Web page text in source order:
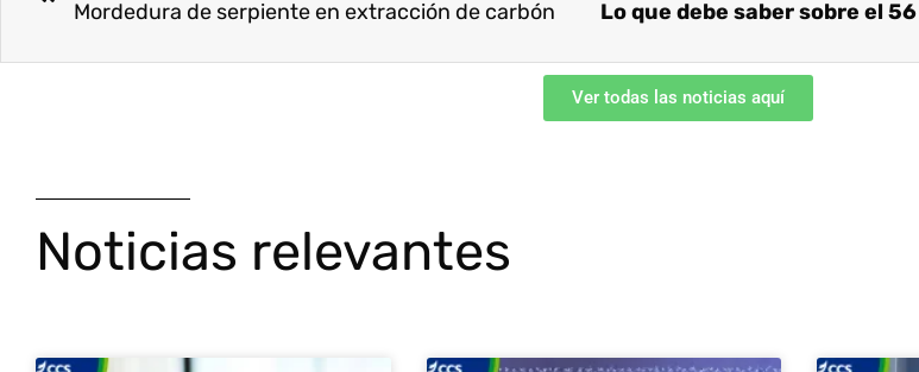
Mordedura de serpiente en extracción de carbón
Ver todas las noticias aquí
Noticias relevantes